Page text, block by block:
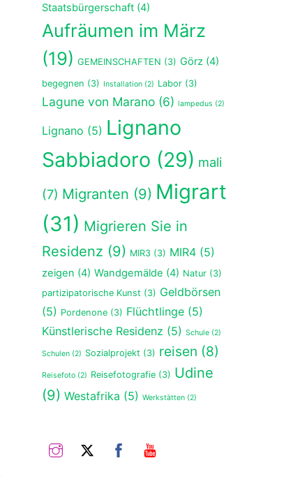
Staatsbürgerschaft(4)
Aufräumen im März
(19) GEMEINSCHAFTEN (3) Görz(4)
begegnen (3) Installation(2) Labor(3)
Lagune von Marano(6) lampedus (2)
Lignano (5) Lignano
Sabbiadoro (29) mali
(7) Migranten (9) Migrart
(31) Migrieren Sie in
Residenz (9) MIR3(3) MIR4(5)
zeigen (4) Wandgemälde (4) Natur(3)
partizipatorische Kunst (3) Geldbörsen
(5) Pordenone(3) Flüchtlinge(5)
Künstlerische Residenz (5) Schule(2)
Schulen(2) Sozialprojekt (3) reisen (8)
Reisefoto(2) Reisefotografie(3) Udine
(9) Westafrika (5) Werkstätten(2)
InstagramTwitter Facebook